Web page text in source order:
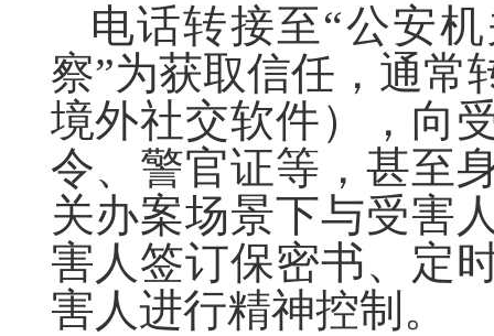
电话转接至“公安
察”为获取信任，通常
境外社交软件），向
令、警官证等，甚至
关办案场景下与受害
害人签订保密书、定
害人进行精神控制。